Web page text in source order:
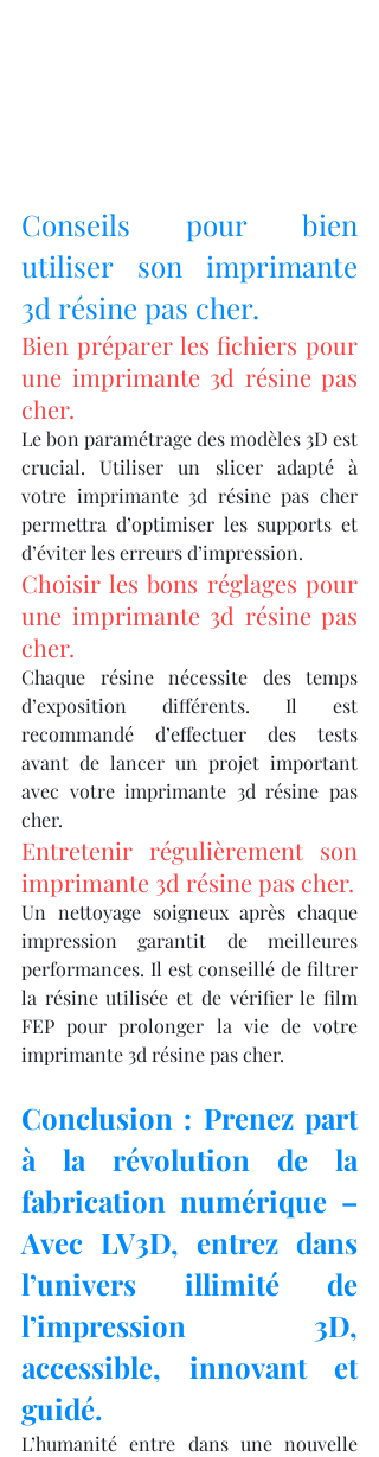
Conseils pour bien
utiliser son imprimante
3d résine pas cher.
Bien préparer les fichiers pour
une imprimante 3d résine pas
cher.
Le bon paramétrage des modèles 3D est
crucial. Utiliser un slicer adapté à
votre imprimante 3d résine pas cher
permettra d’optimiser les supports et
d’éviter les erreurs d’impression.
Choisir les bons réglages pour
une imprimante 3d résine pas
cher.
Chaque résine nécessite des temps
d’exposition différents. Il est
recommandé d’effectuer des tests
avant de lancer un projet important
avec votre imprimante 3d résine pas
cher.
Entretenir régulièrement son
imprimante 3d résine pas cher.
Un nettoyage soigneux après chaque
impression garantit de meilleures
performances. Il est conseillé de filtrer
la résine utilisée et de vérifier le film
FEP pour prolonger la vie de votre
imprimante 3d résine pas cher.
Conclusion : Prenez part
à la révolution de la
fabrication numérique –
Avec LV3D, entrez dans
l’univers illimité de
l’impression 3D,
accessible, innovant et
guidé.
L’humanité entre dans une nouvelle